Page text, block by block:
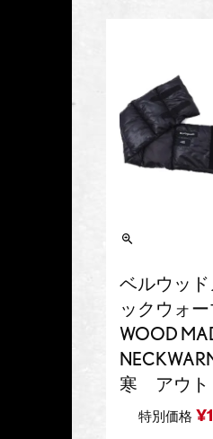
ベルウッド
ックウォー
WOOD
寒 アウト
特別価格 ¥